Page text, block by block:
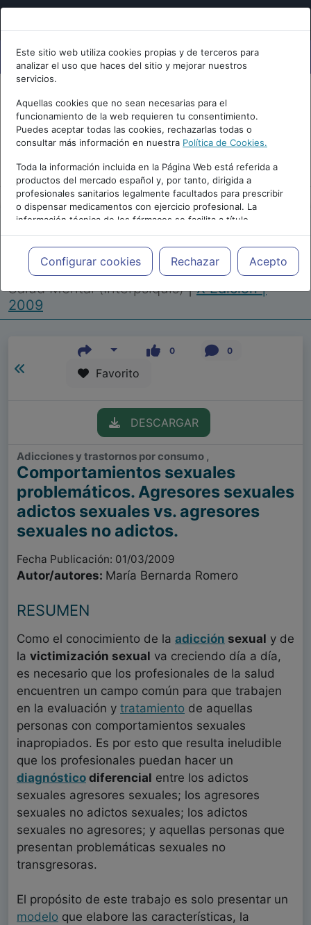
Este sitio web utiliza cookies propias y de terceros para
analizar el uso que haces del sitio y mejorar nuestros
servicios.
Aquellas cookies que no sean necesarias para el
funcionamiento de la web requieren tu consentimiento.
Puedes aceptar todas las cookies, rechazarlas todas o
consultar más información en nuestra Política de Cookies.
Toda la información incluida en la Página Web está referida a
productos del mercado español y, por tanto, dirigida a
profesionales sanitarios legalmente facultados para prescribir
o dispensar medicamentos con ejercicio profesional. La
información técnica de los fármacos se facilita a título
meramente informativo, siendo responsabilidad de los
profesionales facultados prescribir medicamentos y decidir, en
cada caso concreto, el tratamiento más adecuado a las
necesidades del paciente.
Configurar cookies Rechazar Acepto
Repositorio de Artículos |Congreso Virtual
Internacional de Psiquiatría, Psicología y
Salud Mental (Interpsiquis)|X Edición |
2009
0 0
Favorito
DESCARGAR
Adicciones y trastornos por consumo ,
Comportamientos sexuales
problemáticos. Agresores sexuales
adictos sexuales vs. agresores
sexuales no adictos.
Fecha Publicación: 01/03/2009
Autor/autores: María Bernarda Romero
RESUMEN
Como el conocimiento de la adicción sexual y de
la victimización sexual va creciendo día a día,
es necesario que los profesionales de la salud
encuentren un campo común para que trabajen
en la evaluación y tratamiento de aquellas
personas con comportamientos sexuales
inapropiados. Es por esto que resulta ineludible
que los profesionales puedan hacer un
diagnóstico diferencial entre los adictos
sexuales agresores sexuales; los agresores
sexuales no adictos sexuales; los adictos
sexuales no agresores; y aquellas personas que
presentan problemáticas sexuales no
transgresoras.
El propósito de este trabajo es solo presentar un
modelo que elabore las características, la